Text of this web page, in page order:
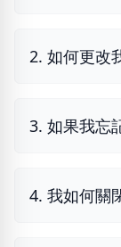
2. 如何更改
3. 如果我忘
4. 我如何關